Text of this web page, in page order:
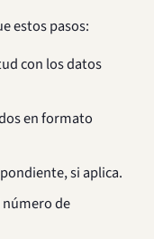
estos pasos:
con los datos
en formato
si aplica.
de